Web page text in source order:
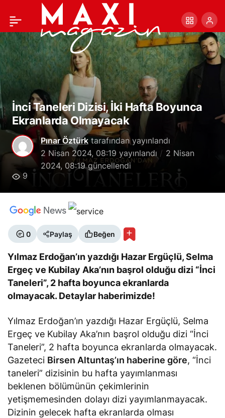
İnci Taneleri Dizisi, İki Hafta Boyunca
Ekranlarda Olmayacak
Pınar Öztürk tarafından yayınlandı
2 Nisan 2024, 08:19 yayınlandı
2 Nisan
2024, 08:19güncellendi
9
0 Paylaş Beğen
Yılmaz Erdoğan’ın yazdığı Hazar Ergüçlü, Selma
Ergeç ve Kubilay Aka’nın başrol olduğu dizi “İnci
Taneleri”, 2 hafta boyunca ekranlarda
olmayacak. Detaylar haberimizde!
Yılmaz Erdoğan’ın yazdığı Hazar Ergüçlü, Selma
Ergeç ve Kubilay Aka’nın başrol olduğu dizi “İnci
Taneleri”, 2 hafta boyunca ekranlarda olmayacak.
Gazeteci Birsen Altuntaş’ın haberine göre, “İnci
taneleri” dizisinin bu hafta yayımlanması
beklenen bölümünün çekimlerinin
yetişmemesinden dolayı dizi yayımlanmayacak.
Dizinin gelecek hafta ekranlarda olması
TRT1’in Dizisi “Aziz
Mahmut Hüdayi: Aşkın
Yolculuğu”nun Setinde
Yangın Çıktı
Paylaş